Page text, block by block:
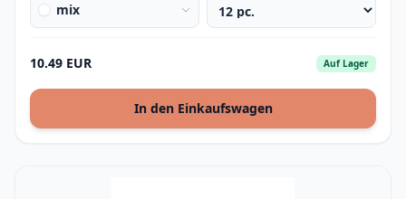
mix
10.49 EUR Auf Lager
In den Einkaufswagen